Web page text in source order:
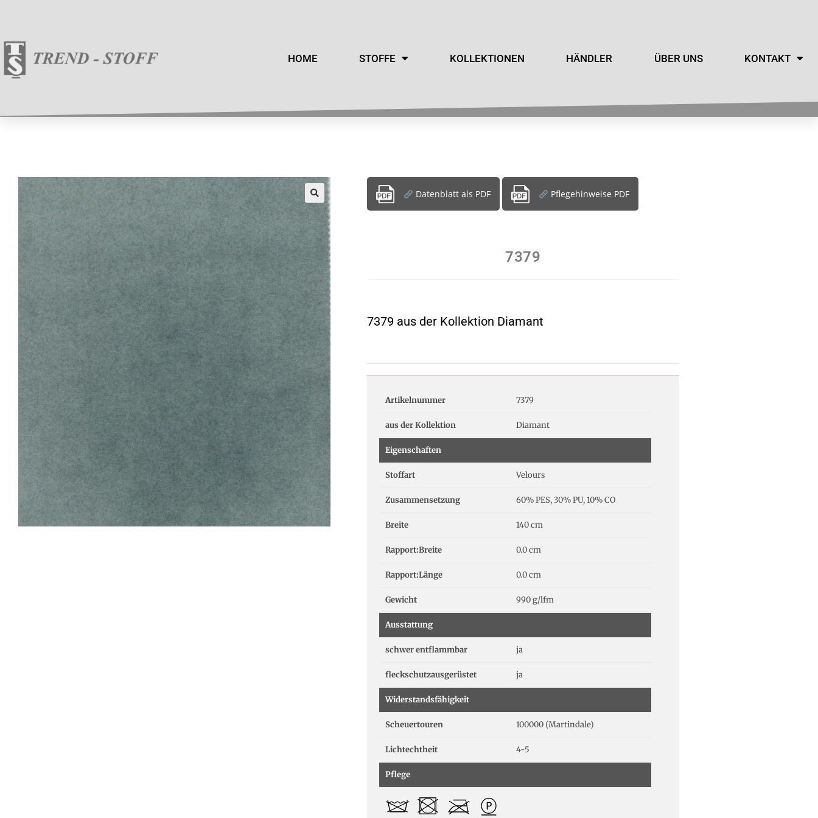
HOME STOFFE KOLLEKTIONEN HÄNDLER ÜBER UNS KONTAKT
Datenblatt als PDF Pflegehinweise PDF
7379
7379 aus der Kollektion Diamant
Artikelnummer 7379
aus der Kollektion Diamant
Eigenschaften
Stoffart Velours
Zusammensetzung 60% PES, 30% PU, 10% CO
Breite 140 cm
Rapport:Breite 0.0 cm
Rapport:Länge 0.0 cm
Gewicht 990 g/lfm
Ausstattung
schwer entflammbar ja
fleckschutzausgerüstet ja
Widerstandsfähigkeit
Scheuertouren 100000 (Martindale)
Lichtechtheit 4-5
Pflege